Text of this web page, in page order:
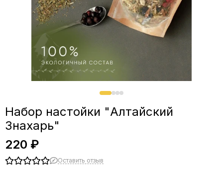
Набор настойки "Алтайский
Знахарь"
220 ₽
Оставить отзыв